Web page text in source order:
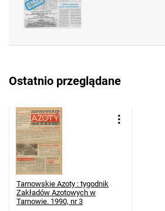
Tarnowskie Azoty : tygodnik
Azotowych w Tarnowie. 1990,
Azotowych w Tarnowie. 1990,
Azotowych w Tarnowie. 1990,
Tarnowskie Azoty : tygodnik
Azotowych w Tarnowie. 1990,
Tarnowskie Azoty : tygodnik
Azotowych w Tarnowie. 1990,
Tarnowskie Azoty : tygodnik
Azotowych w Tarnowie. 1990,
Ostatnio przeglądane
Tarnowskie Azoty : tygodnik
Zakładów Azotowych w
Tarnowie. 1990, nr 3